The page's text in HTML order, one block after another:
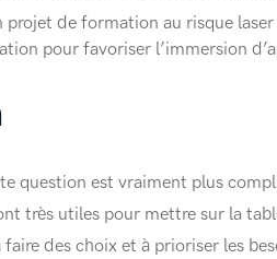
projet de formation au risque
pour favoriser l’immersion
question est vraiment plus
très utiles pour mettre sur la
des choix et à prioriser les